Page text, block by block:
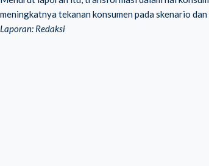
meningkatnya tekanan konsumen pada skenario
Laporan: Redaksi